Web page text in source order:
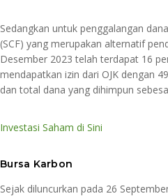
Sedangkan untuk penggalangan
(SCF) yang merupakan alternatif
Desember 2023 telah terdapat 16
mendapatkan izin dari OJK dengan
dan total dana yang dihimpun
Investasi Saham di Sini
Bursa Karbon
Sejak diluncurkan pada 26